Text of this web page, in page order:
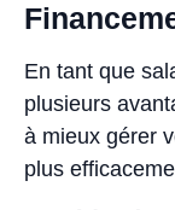
En tant que
plusieurs
à mieux gérer
plus